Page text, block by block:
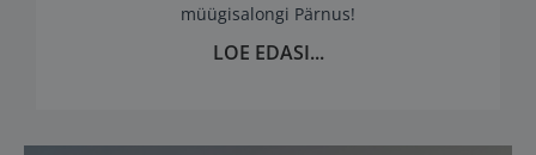
müügisalongi Pärnus!
LOE EDASI...